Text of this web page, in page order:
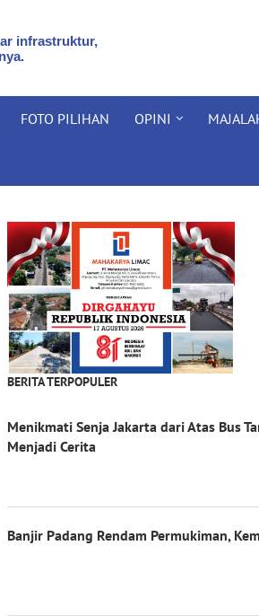
infrastruktur,
FOTO PILIHAN OPINI
BERITA TERPOPULER
Menikmati Senja Jakarta dari Atas Bus
Menjadi Cerita
Banjir Padang Rendam Permukiman,